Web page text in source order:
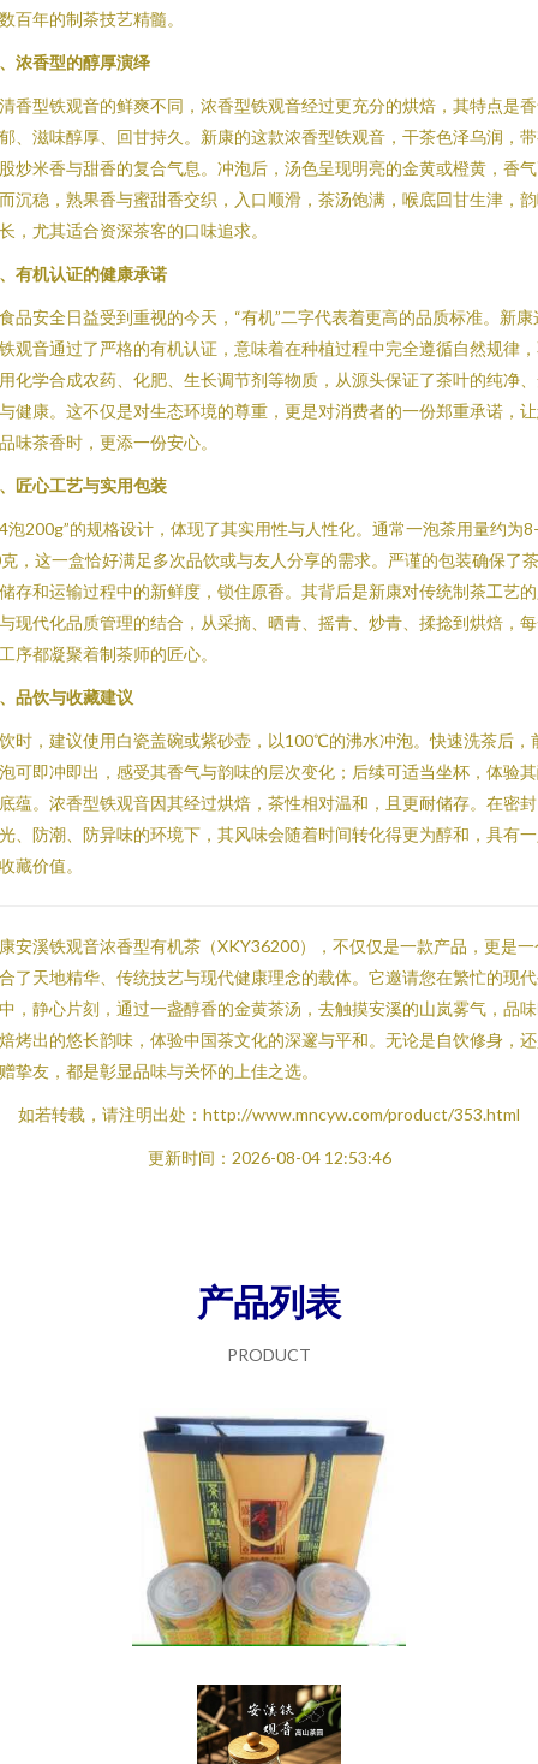
百年的制茶技艺精髓。
浓香型的醇厚演绎
香型铁观音的鲜爽不同，浓香型铁观音经过更充分的烘焙，其特点是
、滋味醇厚、回甘持久。新康的这款浓香型铁观音，干茶色泽乌润，
炒米香与甜香的复合气息。冲泡后，汤色呈现明亮的金黄或橙黄，香
沉稳，熟果香与蜜甜香交织，入口顺滑，茶汤饱满，喉底回甘生津，
，尤其适合资深茶客的口味追求。
有机认证的健康承诺
品安全日益受到重视的今天，“有机”二字代表着更高的品质标准。新康
观音通过了严格的有机认证，意味着在种植过程中完全遵循自然规律
化学合成农药、化肥、生长调节剂等物质，从源头保证了茶叶的纯净
健康。这不仅是对生态环境的尊重，更是对消费者的一份郑重承诺，
味茶香时，更添一份安心。
匠心工艺与实用包装
泡200g”的规格设计，体现了其实用性与人性化。通常一泡茶用量约为8-
，这一盒恰好满足多次品饮或与友人分享的需求。严谨的包装确保了
存和运输过程中的新鲜度，锁住原香。其背后是新康对传统制茶工艺
现代化品质管理的结合，从采摘、晒青、摇青、炒青、揉捻到烘焙，
序都凝聚着制茶师的匠心。
品饮与收藏建议
时，建议使用白瓷盖碗或紫砂壶，以100℃的沸水冲泡。快速洗茶后，
可即冲即出，感受其香气与韵味的层次变化；后续可适当坐杯，体验
蕴。浓香型铁观音因其经过烘焙，茶性相对温和，且更耐储存。在密
、防潮、防异味的环境下，其风味会随着时间转化得更为醇和，具有
藏价值。
安溪铁观音浓香型有机茶（XKY36200），不仅仅是一款产品，更是一
了天地精华、传统技艺与现代健康理念的载体。它邀请您在繁忙的现
，静心片刻，通过一盏醇香的金黄茶汤，去触摸安溪的山岚雾气，品
烤出的悠长韵味，体验中国茶文化的深邃与平和。无论是自饮修身，
挚友，都是彰显品味与关怀的上佳之选。
如若转载，请注明出处：http://www.mncyw.com/product/353.html
更新时间：2026-08-04 12:53:46
产品列表
PRODUCT